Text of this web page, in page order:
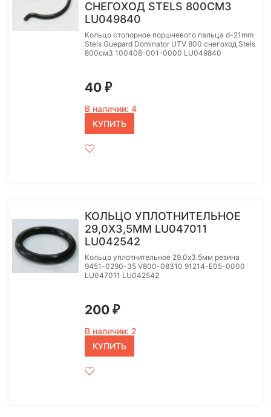
СНЕГОХОД STELS 800СМ3
LU049840
Кольцо стопорное поршневого пальца d-21mm
Stels Guepard Dominator UTV 800 снегоход Stels
800см3 100408-001-0000 LU049840
40 ₽
В наличии: 4
КУПИТЬ
КОЛЬЦО УПЛОТНИТЕЛЬНОЕ
29,0X3,5ММ LU047011
LU042542
Кольцо уплотнительное 29.0x3.5мм резина
9451-0290-35 V800-08310 91214-E05-0000
LU047011 LU042542
200 ₽
В наличии: 2
КУПИТЬ